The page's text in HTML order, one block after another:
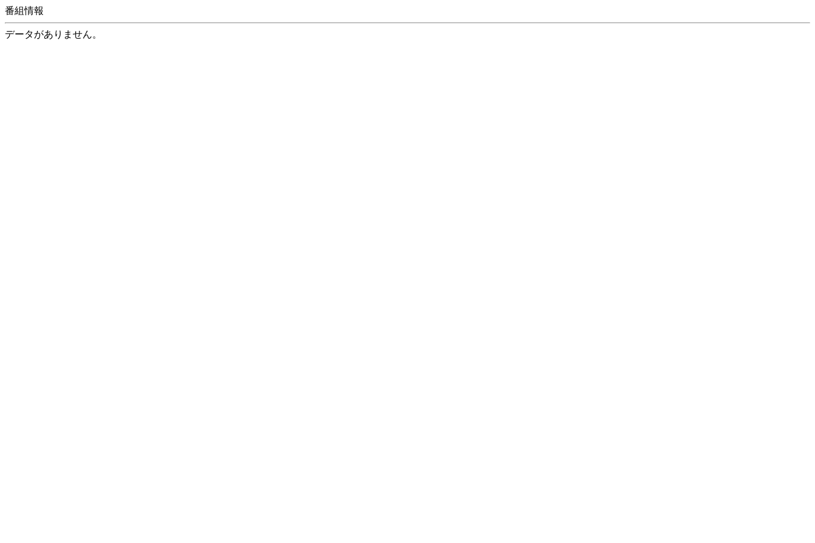
番組情報
データがありません。